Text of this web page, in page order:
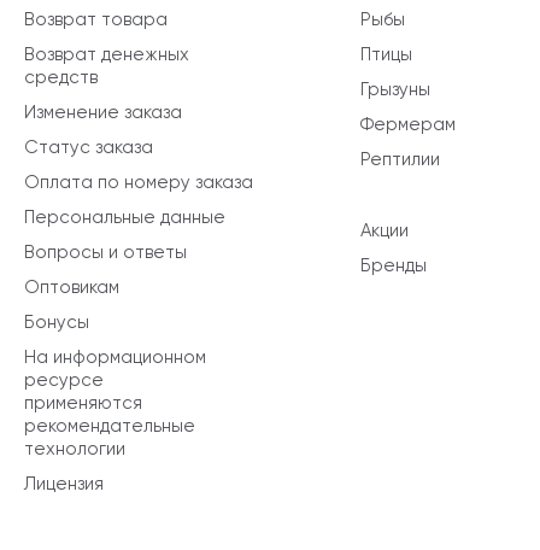
Рыбы
Птицы
Грызуны
Фермерам
Рептилии
Акции
Бренды
Возврат товара
Возврат денежных
средств
Изменение заказа
Статус заказа
Оплата по номеру заказа
Персональные данные
Вопросы и ответы
Оптовикам
Бонусы
На информационном
ресурсе
применяются
рекомендательные
технологии
Лицензия